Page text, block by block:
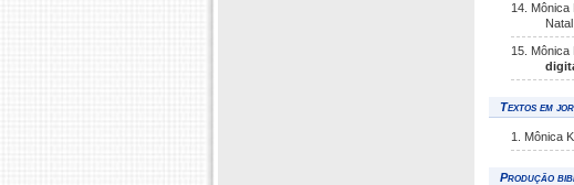
14. Mônica
15. Mônica
Textos em
1. Mônica
Produção